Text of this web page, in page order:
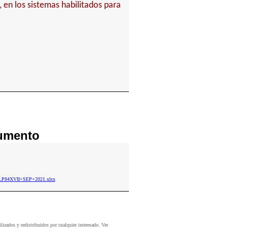
los sistemas habilitados para
y redistribuidos por cualquier interesado. Ver